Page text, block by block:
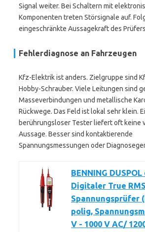
Signal weiter. Bei Schaltern mit
Komponenten treten Störsignale auf.
eingeschränkte Aussagekraft des
Fehlerdiagnose an Fahrzeugen
Kfz-Elektrik ist anders. Zielgruppe sind
Hobby-Schrauber. Viele Leitungen sind
Masseverbindungen und metallische
Rückwege. Das Feld ist lokal sehr klein.
berührungsloser Tester liefert oft keine
Aussage. Besser sind kontaktierende
Spannungsmessungen oder
BENNING
Digitaler True RMS
Spannungsprüfer
polig,
V - 1000 V AC/